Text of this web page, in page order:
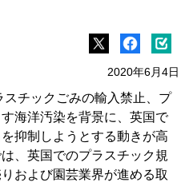
2020年6月4日
チックごみの輸入禁止、プ
海洋汚染を背景に、英国で
抑制しようとする動きが高
、英国でのプラスチック規
および園芸業界が進める取